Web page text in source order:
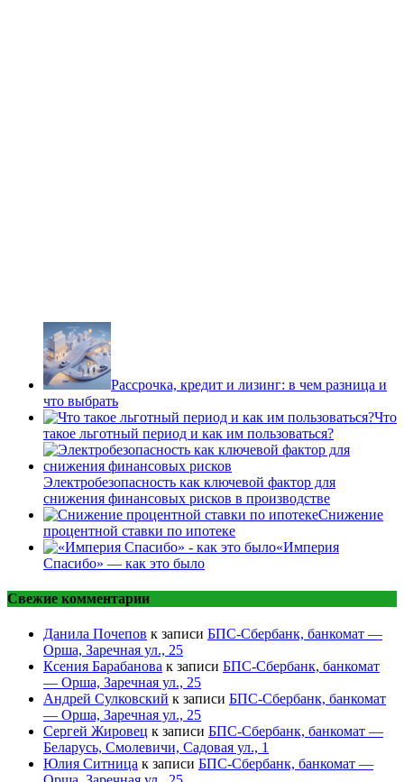
Рассрочка, кредит и лизинг: в чем разница и
что выбрать
Что
такое льготный период и как им пользоваться?
Электробезопасность как ключевой фактор для
снижения финансовых рисков в производстве
Снижение
процентной ставки по ипотеке
«Империя
Спасибо» — как это было
Свежие комментарии
Данила Почепов к записи БПС-Сбербанк, банкомат —
Орша, Заречная ул., 25
Ксения Барабанова к записи БПС-Сбербанк, банкомат
— Орша, Заречная ул., 25
Андрей Сулковский к записи БПС-Сбербанк, банкомат
— Орша, Заречная ул., 25
Сергей Жировец к записи БПС-Сбербанк, банкомат —
Беларусь, Смолевичи, Садовая ул., 1
Юлия Ситница к записи БПС-Сбербанк, банкомат —